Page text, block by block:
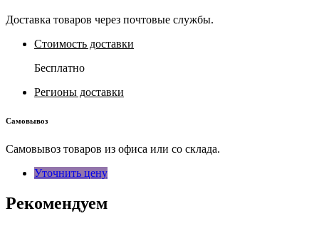
Доставка товаров через почтовые службы.
Стоимость доставки
Бесплатно
Регионы доставки
Самовывоз
Самовывоз товаров из офиса или со склада.
Уточнить цену
Рекомендуем